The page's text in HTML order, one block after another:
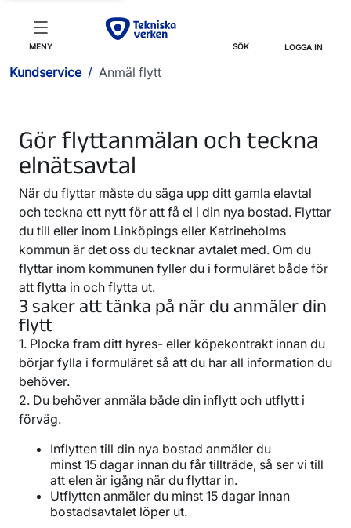
MENY SÖK LOGGA IN
Kundservice / Anmäl flytt
Gör flyttanmälan och teckna
elnätsavtal
När du flyttar måste du säga upp ditt gamla elavtal
och teckna ett nytt för att få el i din nya bostad. Flyttar
du till eller inom Linköpings eller Katrineholms
kommun är det oss du tecknar avtalet med. Om du
flyttar inom kommunen fyller du i formuläret både för
att flytta in och flytta ut.
3 saker att tänka på när du anmäler din
flytt
1. Plocka fram ditt hyres- eller köpekontrakt innan du
börjar fylla i formuläret så att du har all information du
behöver.
2. Du behöver anmäla både din inflytt och utflytt i
förväg.
Inflytten till din nya bostad anmäler du
minst 15 dagar innan du får tillträde, så ser vi till
att elen är igång när du flyttar in.
Utflytten anmäler du minst 15 dagar innan
bostadsavtalet löper ut.